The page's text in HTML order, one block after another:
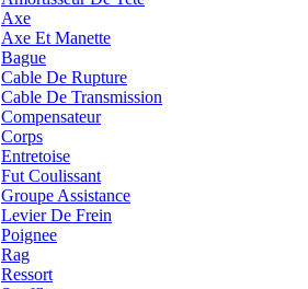
Axe
Axe Et Manette
Bague
Cable De Rupture
Cable De Transmission
Compensateur
Corps
Entretoise
Fut Coulissant
Groupe Assistance
Levier De Frein
Poignee
Rag
Ressort